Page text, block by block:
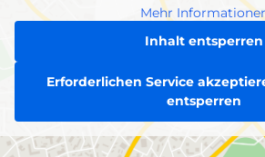
Mehr
Inhalt entsperren
Erforderlichen Service
entsperren